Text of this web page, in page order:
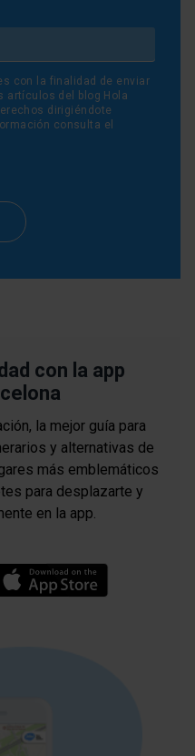
con la finalidad de enviar
artículos del blog Hola
dirigiéndote
consulta el
con la app
la mejor guía para
y alternativas de
más emblemáticos
para desplazarte y
en la app.